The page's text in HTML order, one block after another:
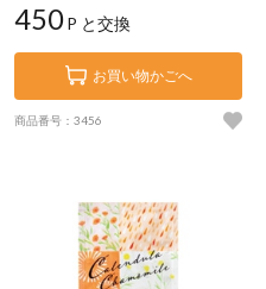
450P と交換
お買い物かごへ
商品番号：3456